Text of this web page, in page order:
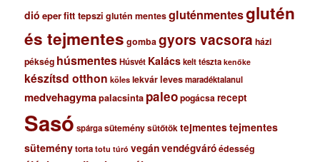
dió eperfitt tepszi glutén mentesgluténmentesglutén
és tejmentes gombagyors vacsora házi
pékség húsmentesHúsvét Kalácskelt tészta kenőke
készítsd otthon köles lekvárlevesmaradéktalanul
medvehagymapalacsinta paleopogácsarecept
Sasó spárgasüteménysütőtöktejmentestejmentes
süteménytorta totu túró vegánvendégváróédesség